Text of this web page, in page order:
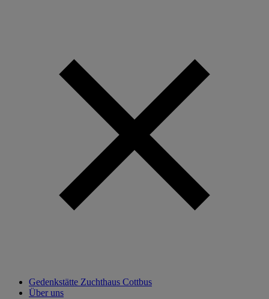
Gedenkstätte Zuchthaus Cottbus
Über uns